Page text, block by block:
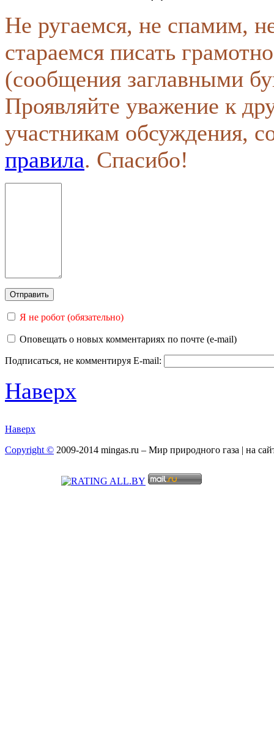
Не ругаемся, не спамим,
стараемся писать
(сообщения заглавными
Проявляйте уважение к
участникам обсуждения,
правила. Спасибо!
Я не робот (обязательно)
Оповещать о новых комментариях по почте (e-mail)
Подписаться, не комментируя E-mail:
Наверх
Наверх
Copyright © 2009-2014 mingas.ru – Мир природного газа | на